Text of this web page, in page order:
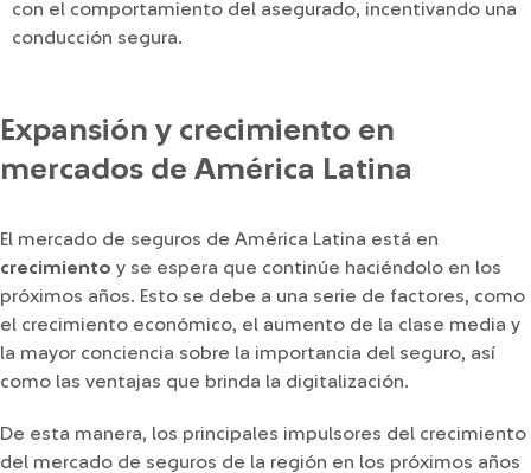
con el comportamiento del asegurado, incentivando una
conducción segura.
Expansión y crecimiento en
mercados de América Latina
El mercado de seguros de América Latina está en
crecimiento y se espera que continúe haciéndolo en los
próximos años. Esto se debe a una serie de factores, como
el crecimiento económico, el aumento de la clase media y
la mayor conciencia sobre la importancia del seguro, así
como las ventajas que brinda la digitalización.
De esta manera, los principales impulsores del crecimiento
del mercado de seguros de la región en los próximos años